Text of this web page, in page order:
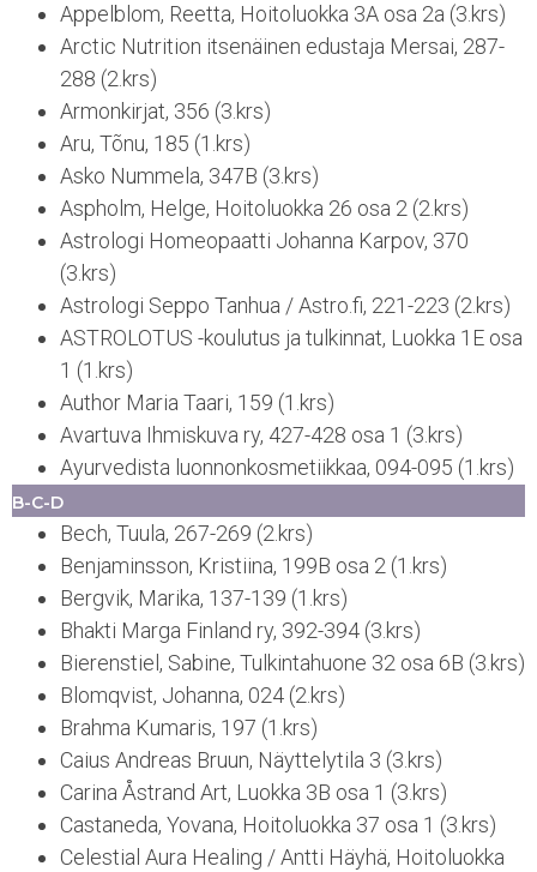
Appelblom, Reetta, Hoitoluokka 3A osa 2a (3.krs)
Arctic Nutrition itsenäinen edustaja Mersai, 287-
288 (2.krs)
Armonkirjat, 356 (3.krs)
Aru, Tõnu, 185 (1.krs)
Asko Nummela, 347B (3.krs)
Aspholm, Helge, Hoitoluokka 26 osa 2 (2.krs)
Astrologi Homeopaatti Johanna Karpov, 370
(3.krs)
Astrologi Seppo Tanhua / Astro.fi, 221-223 (2.krs)
ASTROLOTUS -koulutus ja tulkinnat, Luokka 1E osa
1 (1.krs)
Author Maria Taari, 159 (1.krs)
Avartuva Ihmiskuva ry, 427-428 osa 1 (3.krs)
Ayurvedista luonnonkosmetiikkaa, 094-095 (1.krs)
B-C-D
Bech, Tuula, 267-269 (2.krs)
Benjaminsson, Kristiina, 199B osa 2 (1.krs)
Bergvik, Marika, 137-139 (1.krs)
Bhakti Marga Finland ry, 392-394 (3.krs)
Bierenstiel, Sabine, Tulkintahuone 32 osa 6B (3.krs)
Blomqvist, Johanna, 024 (2.krs)
Brahma Kumaris, 197 (1.krs)
Caius Andreas Bruun, Näyttelytila 3 (3.krs)
Carina Åstrand Art, Luokka 3B osa 1 (3.krs)
Castaneda, Yovana, Hoitoluokka 37 osa 1 (3.krs)
Celestial Aura Healing / Antti Häyhä, Hoitoluokka